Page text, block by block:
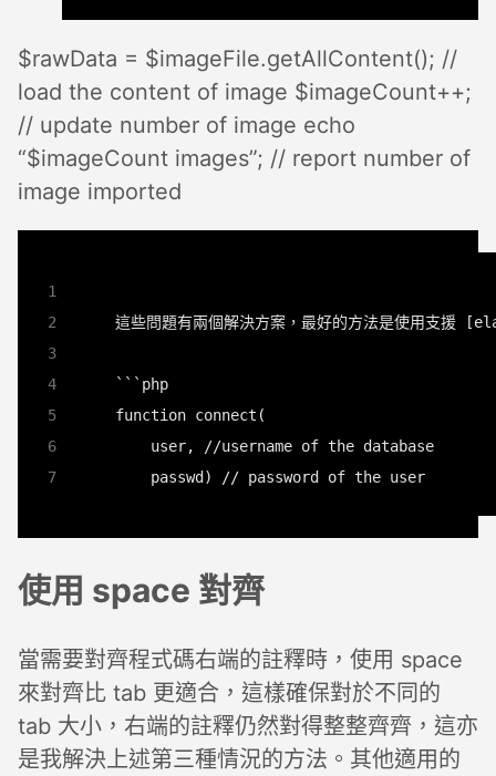
$rawData = $imageFile.getAllContent(); //
load the content of image $imageCount++;
// update number of image echo
“$imageCount images”; // report number of
image imported
3
4
5
6
7
使用 space 對齊
當需要對齊程式碼右端的註釋時，使用 space
來對齊比 tab 更適合，這樣確保對於不同的
tab 大小，右端的註釋仍然對得整整齊齊，這亦
是我解決上述第三種情況的方法。其他適用的